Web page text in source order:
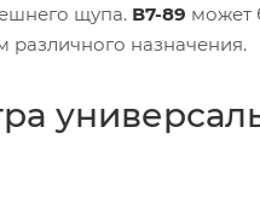
щупа. В7-89 может
различного назначения.